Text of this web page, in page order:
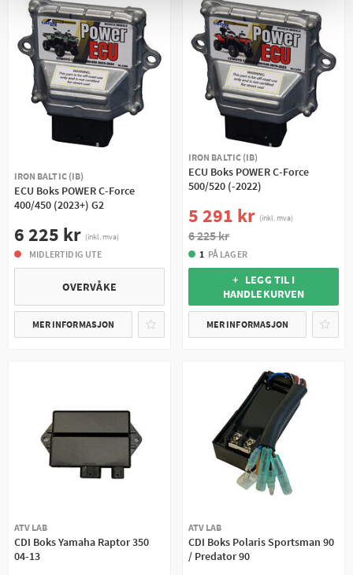
IRON BALTIC (IB)
ECU Boks POWER C-Force
400/450 (2023+) G2
6 225 kr (inkl. mva)
MIDLERTIDIG UTE
OVERVÅKE
MER INFORMASJON
IRON BALTIC (IB)
ECU Boks POWER C-Force
500/520 (-2022)
5 291 kr (inkl. mva)
6 225 kr
1 PÅ LAGER
+ LEGG TIL I
HANDLEKURVEN
MER INFORMASJON
ATV LAB
CDI Boks Yamaha Raptor 350
04-13
ATV LAB
CDI Boks Polaris Sportsman 90
/ Predator 90